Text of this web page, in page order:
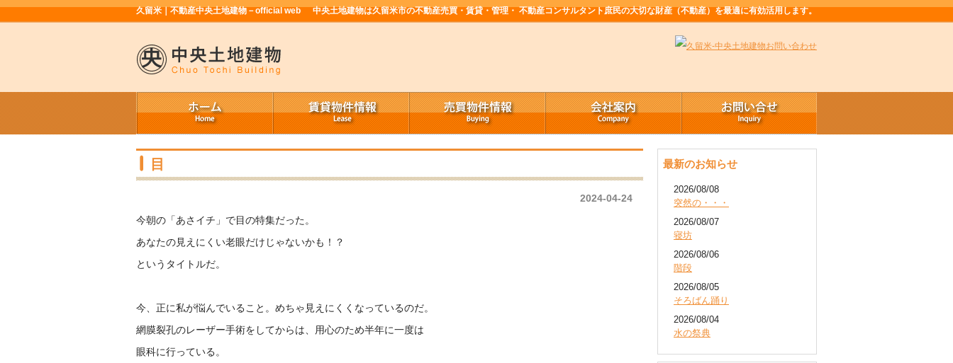
久留米｜不動産中央土地建物－official web 中央土地建物は久留米市の不動産売買・賃貸・管理・ 不動産コンサルタント庶民の大切な財産（不動産）を最適に有効活用します。
目
2024-04-24
今朝の「あさイチ」で目の特集だった。
あなたの見えにくい老眼だけじゃないかも！？
というタイトルだ。
今、正に私が悩んでいること。めちゃ見えにくくなっているのだ。
網膜裂孔のレーザー手術をしてからは、用心のため半年に一度は
眼科に行っている。
最新のお知らせ
2026/08/08
突然の・・・
2026/08/07
寝坊
2026/08/06
階段
2026/08/05
そろばん踊り
2026/08/04
水の祭典